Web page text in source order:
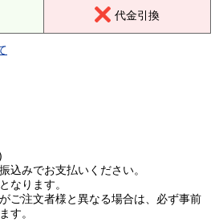
代金引換
込みでお支払いください。
なります。
ご注文者様と異なる場合は、必ず事前
す。